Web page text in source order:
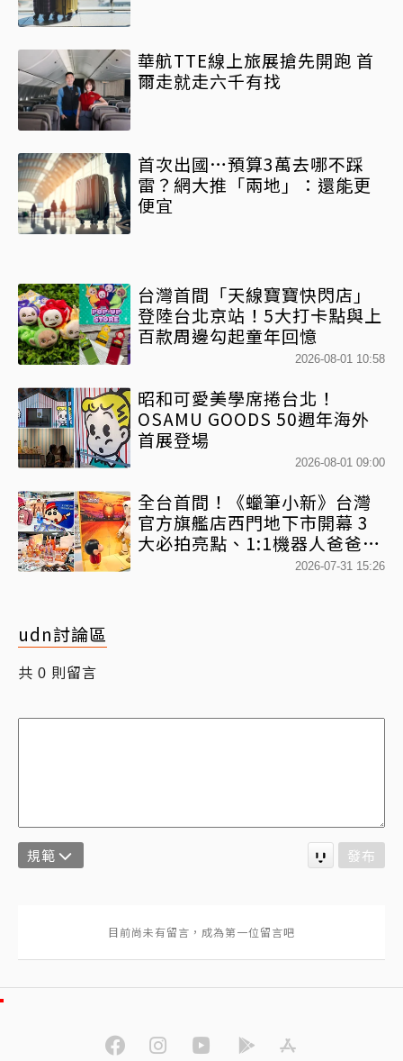
華航TTE線上旅展搶先開跑 首
爾走就走六千有找
首次出國…預算3萬去哪不踩
雷？網大推「兩地」：還能更
便宜
台灣首間「天線寶寶快閃店」
登陸台北京站！5大打卡點與上
百款周邊勾起童年回憶
2026-08-01 10:58
昭和可愛美學席捲台北！
OSAMU GOODS 50週年海外
首展登場
2026-08-01 09:00
全台首間！《蠟筆小新》台灣
官方旗艦店西門地下市開幕 3
大必拍亮點、1:1機器人爸爸、
百款日本直送周邊快搶2026-07-31 15:26
udn討論區
共 0 則留言
規範 發布